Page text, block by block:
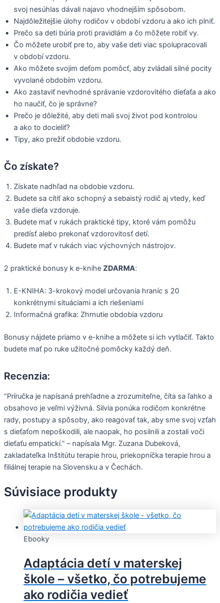
svoj nesúhlas dávali najavo vhodnejším spôsobom.
Najdôležitejšie úlohy rodičov v období vzdoru a ako ich plniť.
Prečo sa deti búria proti pravidlám a čo môžete robiť vy.
Čo môžete urobiť pre to, aby vaše deti viac spolupracovali
v období vzdoru.
Ako môžete svojim deťom pomôcť, aby zvládali silné pocity
vyvolané obdobím vzdoru.
Ako zastaviť nevhodné správanie vzdorovitého dieťaťa a ako
ho naučiť, čo je správne?
Prečo je dôležité, aby deti mali svoj život pod kontrolou
a ako to docieliť?
Tipy, ako prežiť obdobie vzdoru.
Čo získate?
Získate nadhľad na obdobie vzdoru.
Budete sa cítiť ako schopný a sebaistý rodič aj vtedy, keď
vaše dieťa vzdoruje.
Budete mať v rukách praktické tipy, ktoré vám pomôžu
predísť alebo prekonať vzdorovitosť detí.
Budete mať v rukách viac výchovných nástrojov.
2 praktické bonusy k e-knihe ZDARMA:
E-KNIHA: 3-krokový model určovania hraníc s 20
konkrétnymi situáciami a ich riešeniami
Informačná grafika: Zhrnutie obdobia vzdoru
Bonusy nájdete priamo v e-knihe a môžete si ich vytlačiť. Takto
budete mať po ruke užitočné pomôcky každý deň.
Recenzia:
“Príručka je napísaná prehľadne a zrozumiteľne, číta sa ľahko a
obsahovo je veľmi výživná. Silvia ponúka rodičom konkrétne
rady, postupy a spôsoby, ako reagovať tak, aby sme svoj vzťah
s dieťaťom nepoškodili, ale naopak, ho posilnili a zostali voči
dieťaťu empatickí.” – napísala Mgr. Zuzana Dubeková,
zakladateľka Inštitútu terapie hrou, priekopníčka terapie hrou a
filiálnej terapie na Slovensku a v Čechách.
Súvisiace produkty
Ebooky
Adaptácia detí v materskej
škole – všetko, čo potrebujeme
ako rodičia vedieť